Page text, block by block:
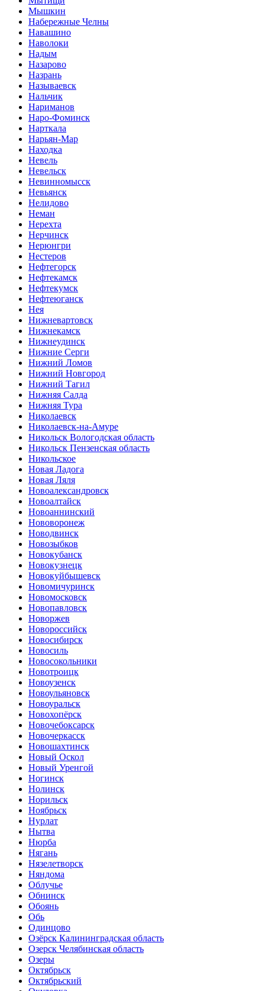
Мышкин
Набережные Челны
Навашино
Наволоки
Надым
Назарово
Назрань
Называевск
Нальчик
Нариманов
Наро-Фоминск
Нарткала
Нарьян-Мар
Находка
Невель
Невельск
Невинномысск
Невьянск
Нелидово
Неман
Нерехта
Нерчинск
Нерюнгри
Нестеров
Нефтегорск
Нефтекамск
Нефтекумск
Нефтеюганск
Нея
Нижневартовск
Нижнекамск
Нижнеудинск
Нижние Серги
Нижний Ломов
Нижний Новгород
Нижний Тагил
Нижняя Салда
Нижняя Тура
Николаевск
Николаевск-на-Амуре
Никольск Вологодская область
Никольск Пензенская область
Никольское
Новая Ладога
Новая Ляля
Новоалександровск
Новоалтайск
Новоаннинский
Нововоронеж
Новодвинск
Новозыбков
Новокубанск
Новокузнецк
Новокуйбышевск
Новомичуринск
Новомосковск
Новопавловск
Новоржев
Новороссийск
Новосибирск
Новосиль
Новосокольники
Новотроицк
Новоузенск
Новоульяновск
Новоуральск
Новохопёрск
Новочебоксарск
Новочеркасск
Новошахтинск
Новый Оскол
Новый Уренгой
Ногинск
Нолинск
Норильск
Ноябрьск
Нурлат
Нытва
Нюрба
Нягань
Нязелетворск
Няндома
Облучье
Обнинск
Обоянь
Обь
Одинцово
Озёрск Калининградская область
Озерск Челябинская область
Озеры
Октябрьск
Октябрьский